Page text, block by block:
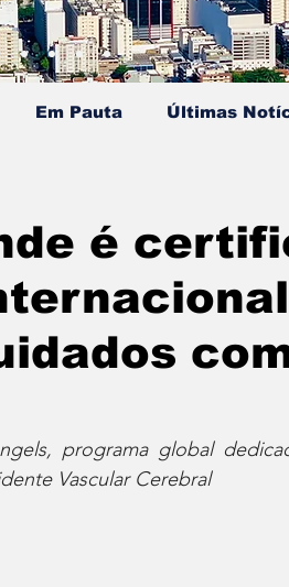
Em Pauta Últimas
do Piraí Barra Mansa
é
programa global
Vascular Cerebral